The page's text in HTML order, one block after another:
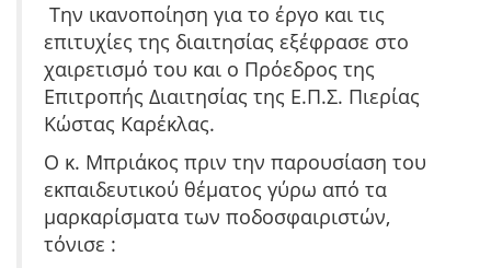
Την ικανοποίηση για το έργο και τις
επιτυχίες της διαιτησίας εξέφρασε στο
χαιρετισμό του και ο Πρόεδρος της
Επιτροπής Διαιτησίας της Ε.Π.Σ. Πιερίας
Κώστας Καρέκλας.
Ο κ. Μπριάκος πριν την παρουσίαση του
εκπαιδευτικού θέματος γύρω από τα
μαρκαρίσματα των ποδοσφαιριστών,
τόνισε :